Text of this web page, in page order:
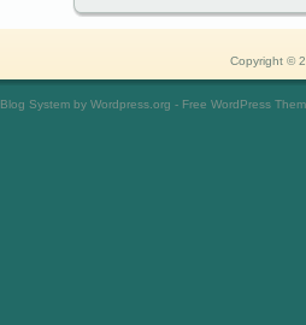
Copyright ©
Blog System by Wordpress.org - Free WordPress